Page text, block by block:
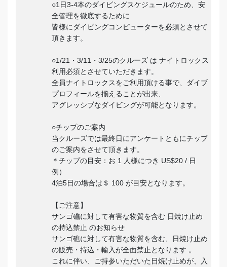
○1日3-4本のダイビングスケジュールのため、安
全管理を徹底するために
皆様にダイビングコンピューターを必須とさせて
頂きます。
○1/21・3/11・3/25のクルーズ は ナイトロックス
利用必須とさせていただきます。
全員ナイトロックスをご利用頂ける事で、ダイブ
プロフィールを揃えることが出来、
アグレッシブなダイビングが可能となります。
○チップのご案内
当クルーズでは最終日にアンケートともにチップ
のご案内をさせて頂きます。
＊チップの目安：お 1 人様につき US$20 / 日
例）
4泊5日の場合は＄ 100 が目安となります。
【ご注意】
サンゴ礁に対して有害な物質を含む 日焼け止め
の持込禁止 のお知らせ
サンゴ礁に対して有害な物質を含む、日焼け止め
の販売・持込・輸入が全面禁止となります 。
これに伴い、ご持参いただいた日焼け止めが、入